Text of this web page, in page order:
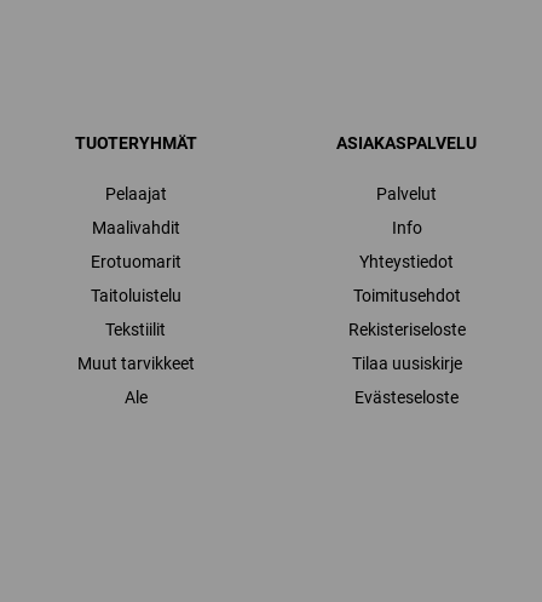
TUOTERYHMÄT
Pelaajat
Maalivahdit
Erotuomarit
Taitoluistelu
Tekstiilit
Muut tarvikkeet
Ale
ASIAKASPALVELU
Palvelut
Info
Yhteystiedot
Toimitusehdot
Rekisteriseloste
Tilaa uusiskirje
Evästeseloste